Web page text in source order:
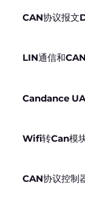
CAN协议报文
LIN通信和
Candance
Wifi转Can模
CAN协议控制